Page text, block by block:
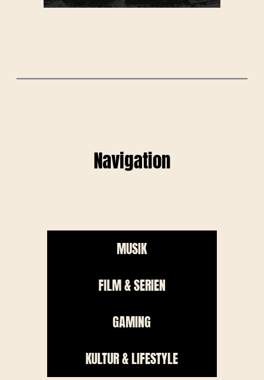
Navigation
MUSIK
FILM & SERIEN
GAMING
KULTUR & LIFESTYLE